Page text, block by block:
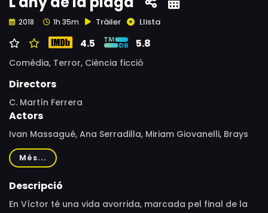
2018 1h 35m Tràiler Llista
4.5 5.8
Comèdia, Terror, Ciència ficció
Directors
C. Martín Ferrera
Actors
Ivan Massagué, Ana Serradilla, Miriam Giovanelli, Brays
Efe, Sue Flack, Juanra Bonet, Silvia Abril, Fermí Reixach,
María Molins, Canco Rodríguez, Natalia Sánchez,
Amparo Moreno, Héctor Jiménez, Marta Castellote
Més...
Descripció
En Víctor té una vida avorrida, marcada pel final de la